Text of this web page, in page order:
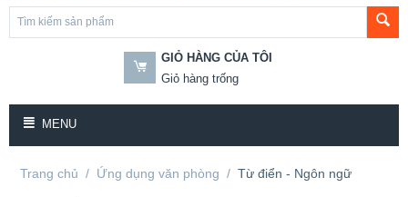
GIỎ HÀNG CỦA TÔI
Giỏ hàng trống
MENU
Trang chủ / Ứng dụng văn phòng / Từ điển - Ngôn ngữ